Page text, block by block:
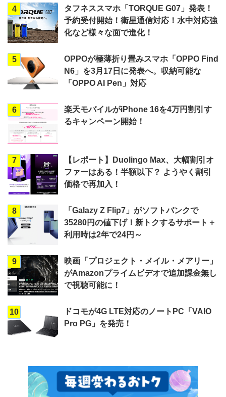
4
タフネススマホ「TORQUE G07」発表！
予約受付開始！衛星通信対応！水中対応強
化など様々な面で進化！
5
OPPOが極薄折り畳みスマホ「OPPO Find
N6」を3月17日に発表へ。収納可能な
「OPPO AI Pen」対応
6
楽天モバイルがiPhone 16を4万円割引す
るキャンペーン開始！
7
【レポート】Duolingo Max、大幅割引オ
ファーはある！半額以下？ ようやく割引
価格で再加入！
8
「Galazy Z Flip7」がソフトバンクで
35280円の値下げ！新トクするサポート＋
利用時は2年で24円～
9
映画「プロジェクト・メイル・メアリー」
がAmazonプライムビデオで追加課金無し
で視聴可能に！
10
ドコモが4G LTE対応のノートPC「VAIO
Pro PG」を発売！